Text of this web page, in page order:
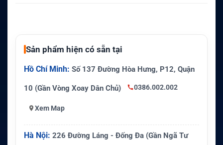
Sản phẩm hiện có sẵn tại
Hồ Chí Minh: Số 137 Đường Hòa Hưng, P12, Quận
10 (Gần Vòng Xoay Dân Chủ) 0386.002.002
Xem Map
Hà Nội: 226 Đường Láng - Đống Đa (Gần Ngã Tư